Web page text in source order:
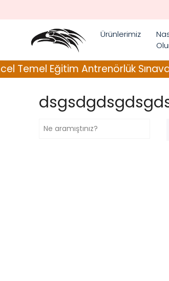
Ürünlerimiz
Temel Eğitim Antrenörlük Sınava